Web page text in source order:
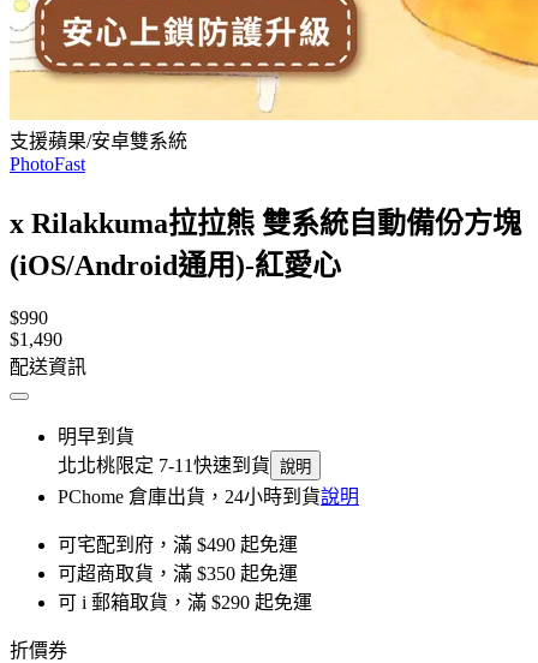
支援蘋果/安卓雙系統
PhotoFast
x Rilakkuma拉拉熊 雙系統自動備份方塊
(iOS/Android通用)-紅愛心
$990
$1,490
配送資訊
明早到貨
北北桃限定 7-11快速到貨 說明
PChome 倉庫出貨，24小時到貨說明
可宅配到府，滿 $490 起免運
可超商取貨，滿 $350 起免運
可 i 郵箱取貨，滿 $290 起免運
折價券